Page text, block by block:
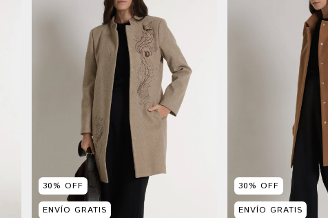
30% OFF
ENVÍO GRATIS
30% OFF
ENVÍO GRATIS